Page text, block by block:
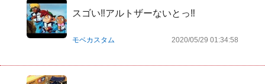
スゴい‼️アルトザーないとっ‼️
モベカスタム 2020/05/29 01:34:58